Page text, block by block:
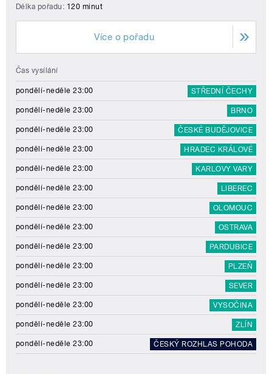
Délka pořadu: 120 minut
Více o pořadu
Čas vysílání
pondělí-neděle 23:00 STŘEDNÍ ČECHY
pondělí-neděle 23:00 BRNO
pondělí-neděle 23:00 ČESKÉ BUDĚJOVICE
pondělí-neděle 23:00 HRADEC KRÁLOVÉ
pondělí-neděle 23:00 KARLOVY VARY
pondělí-neděle 23:00 LIBEREC
pondělí-neděle 23:00 OLOMOUC
pondělí-neděle 23:00 OSTRAVA
pondělí-neděle 23:00 PARDUBICE
pondělí-neděle 23:00 PLZEŇ
pondělí-neděle 23:00 SEVER
pondělí-neděle 23:00 VYSOČINA
pondělí-neděle 23:00 ZLÍN
pondělí-neděle 23:00 ČESKÝ ROZHLAS POHODA